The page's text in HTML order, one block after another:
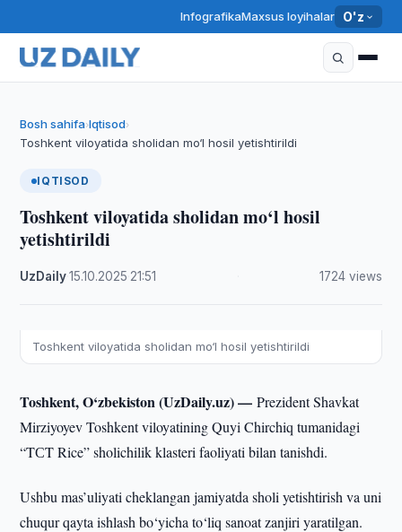
InfografikaMaxsus loyihalar O'z
Bosh sahifa›Iqtisod›
Toshkent viloyatida sholidan mo‘l hosil yetishtirildi
IQTISOD
Toshkent viloyatida sholidan mo‘l hosil
yetishtirildi
UzDaily·15.10.2025 21:51 1724 views
Toshkent viloyatida sholidan mo‘l hosil yetishtirildi
Toshkent, O‘zbekiston (UzDaily.uz) —Prezident Shavkat
Mirziyoyev Toshkent viloyatining Quyi Chirchiq tumanidagi
“TСT Rice” sholichilik klasteri faoliyati bilan tanishdi.
Ushbu mas’uliyati cheklangan jamiyatda sholi yetishtirish va uni
chuqur qayta ishlash bo‘yicha to‘liq sanoat zanjiri yaratilgan.